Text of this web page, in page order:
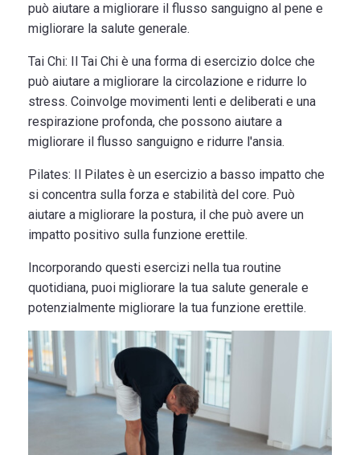
può aiutare a migliorare il flusso sanguigno al pene e
migliorare la salute generale.
Tai Chi: Il Tai Chi è una forma di esercizio dolce che
può aiutare a migliorare la circolazione e ridurre lo
stress. Coinvolge movimenti lenti e deliberati e una
respirazione profonda, che possono aiutare a
migliorare il flusso sanguigno e ridurre l'ansia.
Pilates: Il Pilates è un esercizio a basso impatto che
si concentra sulla forza e stabilità del core. Può
aiutare a migliorare la postura, il che può avere un
impatto positivo sulla funzione erettile.
Incorporando questi esercizi nella tua routine
quotidiana, puoi migliorare la tua salute generale e
potenzialmente migliorare la tua funzione erettile.